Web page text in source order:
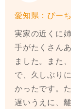
愛知県：ぴー
実家の近くに
手がたくさん
ました。また
で、久しぶり
かったです。
遅いうえに、